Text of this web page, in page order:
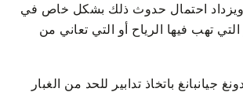
ويزداد احتمال حدوث ذلك بشكل خاص في
التي تهب فيها الرياح أو التي تعاني من
جيانبانغ باتخاذ تدابير للحد من الغبار